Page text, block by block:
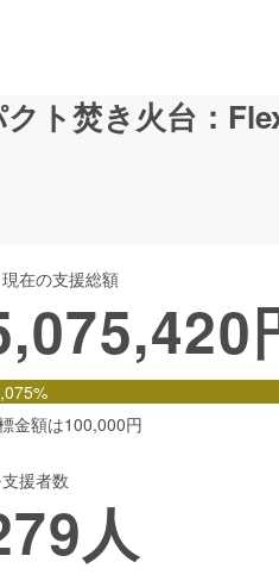
ス
ファッション
ルスケア
ト焚き火台：
現在の支援総額
金額は100,000円
支援者数
人